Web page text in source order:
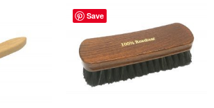
Save
Dieses
Produkt
weist
mehrere
Varianten